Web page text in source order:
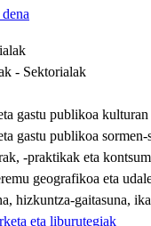
- Sektorialak
gastu publikoa kulturan
gastu publikoa sormen-
-praktikak eta
geografikoa eta
hizkuntza-gaitasuna,
eta liburutegiak